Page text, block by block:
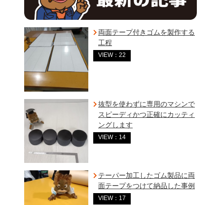
両面テープ付きゴムを製作する
工程
VIEW：22
抜型を使わずに専用のマシンで
スピーディかつ正確にカッティ
ングします
VIEW：14
テーパー加工したゴム製品に両
面テープをつけて納品した事例
VIEW：17